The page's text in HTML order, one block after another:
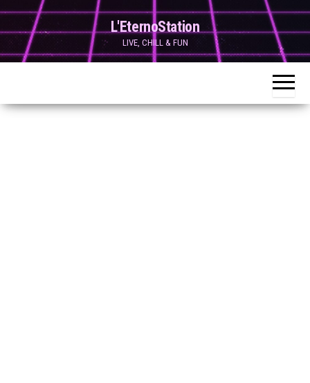
Skip
to
content
L'EternoStation
LIVE, CHILL & FUN